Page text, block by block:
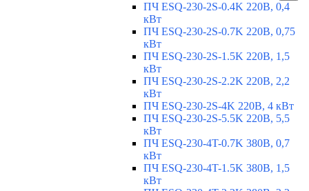
ПЧ ESQ-230-2S-0.4K 220В, 0,4
кВт
ПЧ ESQ-230-2S-0.7K 220В, 0,75
кВт
ПЧ ESQ-230-2S-1.5K 220В, 1,5
кВт
ПЧ ESQ-230-2S-2.2K 220В, 2,2
кВт
ПЧ ESQ-230-2S-4K 220В, 4 кВт
ПЧ ESQ-230-2S-5.5K 220В, 5,5
кВт
ПЧ ESQ-230-4T-0.7K 380В, 0,7
кВт
ПЧ ESQ-230-4T-1.5K 380В, 1,5
кВт